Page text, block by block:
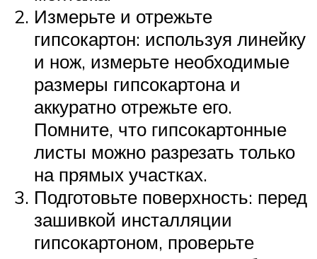
Измерьте и отрежьте
гипсокартон: используя линейку
и нож, измерьте необходимые
размеры гипсокартона и
аккуратно отрежьте его.
Помните, что гипсокартонные
листы можно разрезать только
на прямых участках.
Подготовьте поверхность: перед
зашивкой инсталляции
гипсокартоном, проверьте